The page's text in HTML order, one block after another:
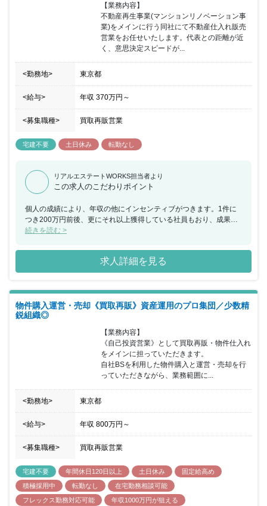
います。各部署毎に目標を設定しておりますので部署の目標を各社
員に振り分けており、チームで協力をし合いながら部署目標を達成
出来るよう連携している職場環境となっています。
【業務内容】
不動産再生事業(マンションリノベーション事
業)をメインに行う同社にて不動産仕入れ販売
営業をお任せいたします。代表との距離が近
く、意思決定スピードが...
<勤務地> 東京都
<給与> 年収 370万円 ～
<募集職種> 買取再販営業
宅建不要 土日休み 転勤なし
リアルエステートWORKS担当者より
この求人のこだわりポイント
個人の成績により、年収の他にインセンティブがつきます。1件に
つき200万円前後、更にそれ以上獲得している社員もおり、成果が
しっかり評価される環境です!組織強化のための募集です。社長の経
で数字を上げて頂くとともに、営業部全体のマネジメントもお任せ
いたします。継続して業績好調な成長企業です◎※利益率によって
インセンティブを支給いたしますので、給与は「固定年収+歩合」
続きを読む >
求人詳細を見る
物件購入運営・売却《買取再販》資産運用のプロ集団／少数精
鋭組織◎
【業務内容】
《自己投資営業》として買取再販・物件仕入れ
をメインに担っていただきます。
自社BSを利用した物件購入と運営・売却を行
っていただきながら、業務範囲に...
<勤務地> 東京都
<給与> 年収 800万円 ～
<募集職種> 買取再販営業
宅建不要 年間休日120日以上 土日休み
固定給高め
積極採用中
転勤なし
在宅勤務相談可能
フレックス勤務対応可能
年収1000万円が狙える